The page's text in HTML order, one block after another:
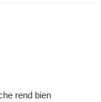
rend bien